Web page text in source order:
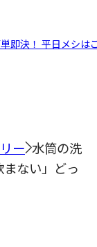
即決！ 平日メシは
ー 水筒の洗
ない」どっ